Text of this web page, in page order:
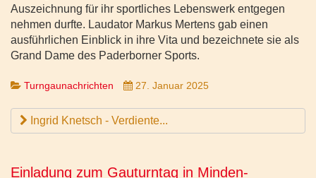
Auszeichnung für ihr sportliches Lebenswerk entgegen
nehmen durfte. Laudator Markus Mertens gab einen
ausführlichen Einblick in ihre Vita und bezeichnete sie als
Grand Dame des Paderborner Sports.
Turngaunachrichten 27. Januar 2025
Ingrid Knetsch - Verdiente...
Einladung zum Gauturntag in Minden-